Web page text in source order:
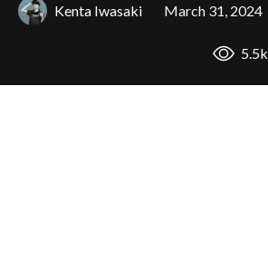
Kenta Iwasaki March 31, 2024
5.5k